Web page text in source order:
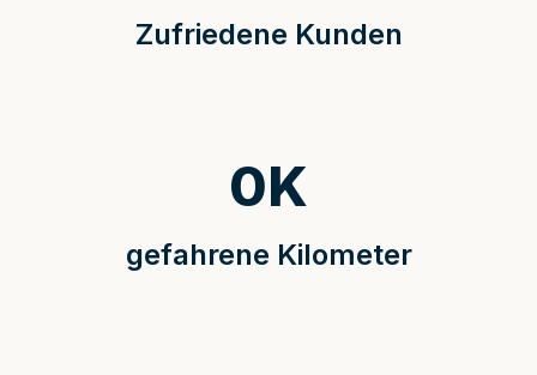
Zufriedene Kunden
gefahrene Kilometer
0K